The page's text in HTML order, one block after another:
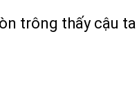
trông thấy cậu ta